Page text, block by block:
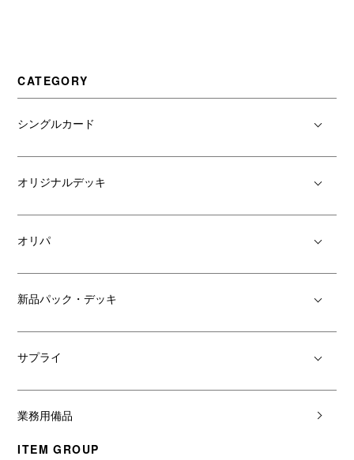
CATEGORY
シングルカード
オリジナルデッキ
オリパ
新品パック・デッキ
サプライ
業務用備品
ITEM GROUP